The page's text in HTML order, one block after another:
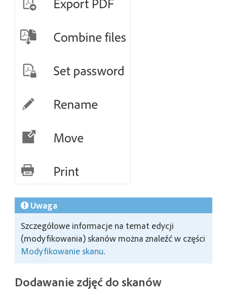
Uwaga
Szczegółowe informacje na temat edycji
(modyfikowania) skanów można znaleźć w części
Modyfikowanie skanu.
Dodawanie zdjęć do skanów